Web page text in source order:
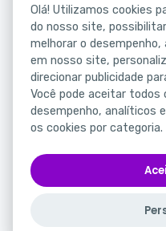
Portal da
Olá! Utilizamos cookies
do nosso site,
melhorar o
em nosso site,
direcionar publicidade
Você pode aceitar todos
desempenho, analíticos
os cookies por categoria.